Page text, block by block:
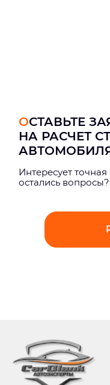
ОСТАВЬТЕ
НА РАСЧЕТ
Интерeсует
остались вопросы?